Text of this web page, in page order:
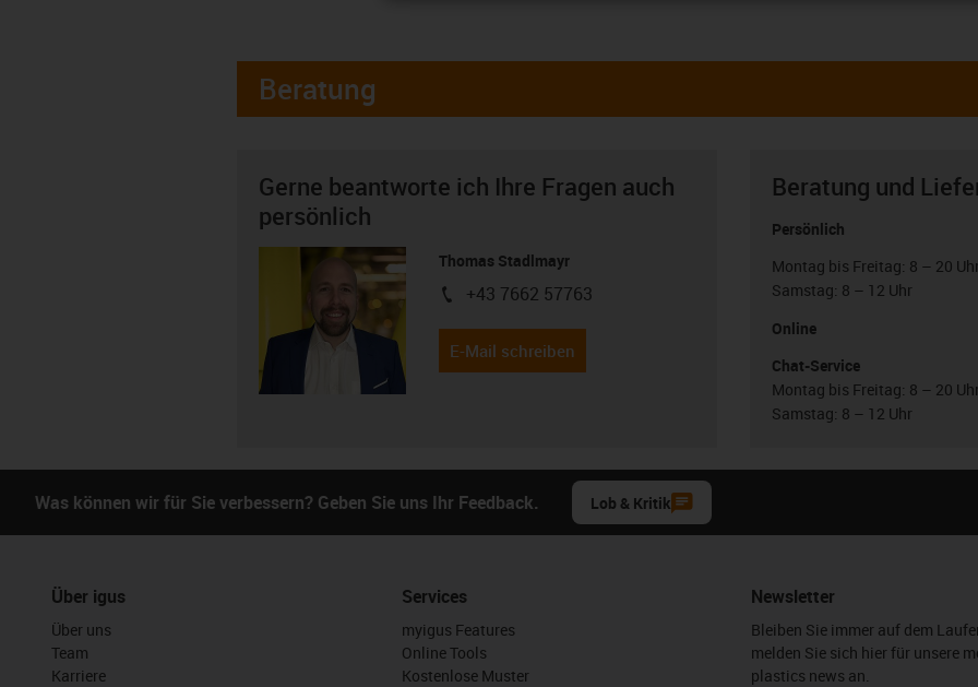
Beratung
Gerne beantworte ich Ihre Fragen auch
persönlich
Thomas Stadlmayr
igus-icon-phone
+43 7662 57763
E-Mail schreiben
Beratung und
Persönlich
Montag bis Freitag: 8 – 20 Uhr
Samstag: 8 – 12 Uhr
Online
Chat-Service
Montag bis Freitag: 8 – 20 Uhr
Samstag: 8 – 12 Uhr
Was können wir für Sie verbessern? Geben Sie uns Ihr Feedback. Lob & Kritik
Über igus
Über uns
Team
Karriere
Services
myigus Features
Online Tools
Kostenlose Muster
Newsletter
Bleiben Sie immer auf dem
melden Sie sich hier für unsere
plastics news an.